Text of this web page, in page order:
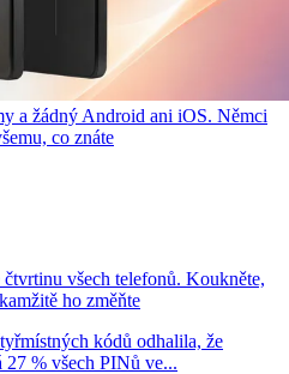
a žádný Android ani iOS. Němci
co znáte
všech telefonů. Koukněte,
ho změňte
kódů odhalila, že
% všech PINů ve...